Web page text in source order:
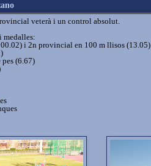
veterà i un control absolut.
medalles:
i 2n provincial en 100 m llisos (13.05)
(6.67)